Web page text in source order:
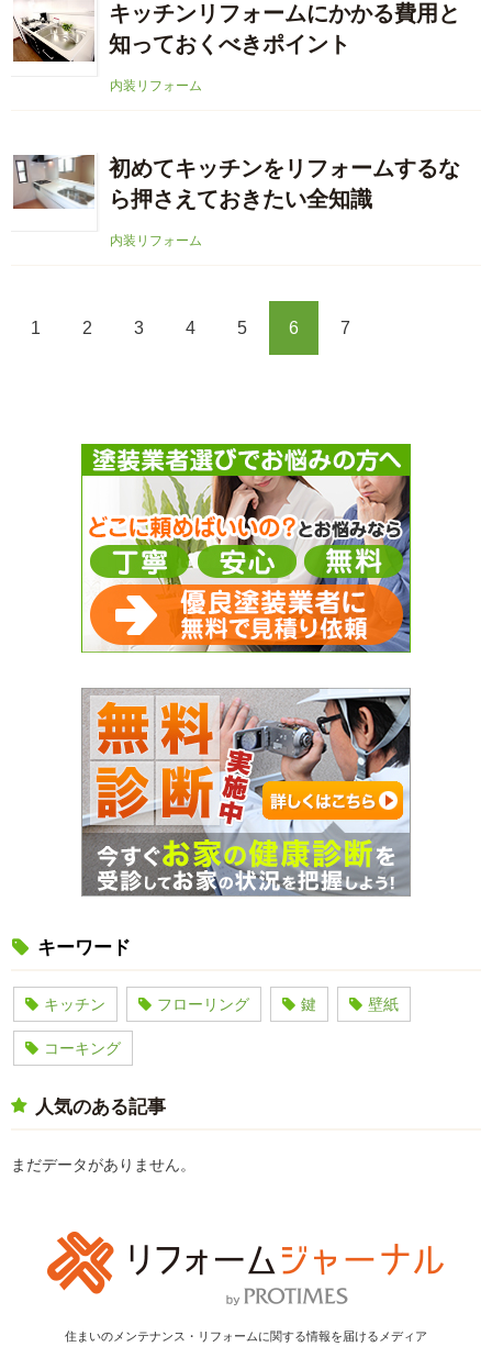
キッチンリフォームにかかる費用と
知っておくべきポイント
内装リフォーム
初めてキッチンをリフォームするな
ら押さえておきたい全知識
内装リフォーム
1 2 3 4 5 6 7
キーワード
キッチン フローリング 鍵 壁紙
コーキング
人気のある記事
まだデータがありません。
住まいのメンテナンス・リフォームに関する情報を届けるメディア